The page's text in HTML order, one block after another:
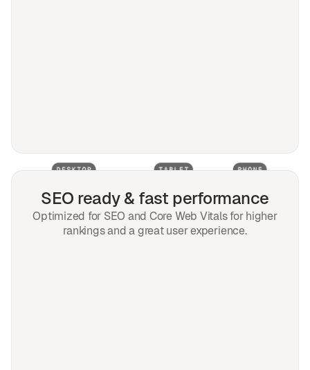
SEO ready & fast performance
Optimized for SEO and Core Web Vitals for higher
rankings and a great user experience.